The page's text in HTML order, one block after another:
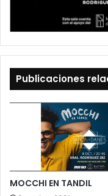
Publicaciones
MOCCHI EN TANDIL